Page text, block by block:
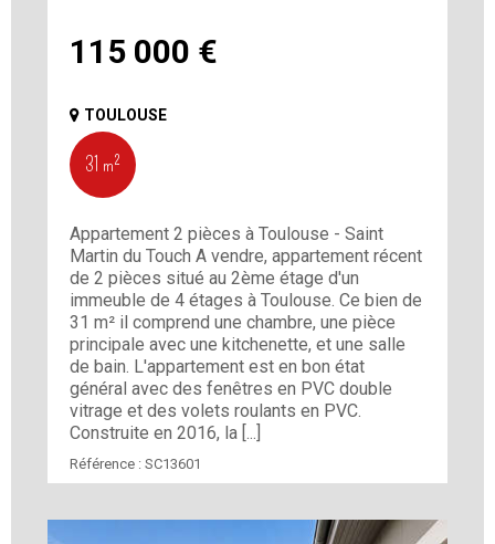
115 000 €
TOULOUSE
31 m²
Appartement 2 pièces à Toulouse - Saint
Martin du Touch A vendre, appartement récent
de 2 pièces situé au 2ème étage d'un
immeuble de 4 étages à Toulouse. Ce bien de
31 m² il comprend une chambre, une pièce
principale avec une kitchenette, et une salle
de bain. L'appartement est en bon état
général avec des fenêtres en PVC double
vitrage et des volets roulants en PVC.
Construite en 2016, la [...]
Référence : SC13601